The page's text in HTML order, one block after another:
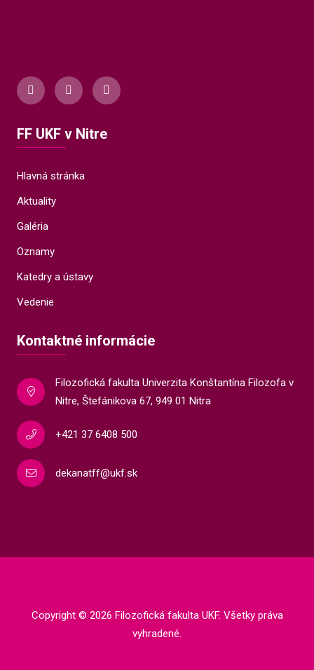
FF UKF v Nitre
Hlavná stránka
Aktuality
Galéria
Oznamy
Katedry a ústavy
Vedenie
Kontaktné informácie
Filozofická fakulta Univerzita Konštantína Filozofa v
Nitre, Štefánikova 67, 949 01 Nitra
+421 37 6408 500
dekanatff@ukf.sk
Copyright © 2026 Filozofická fakulta UKF. Všetky práva
vyhradené.